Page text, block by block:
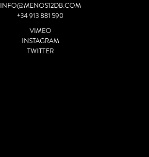
INFO@MENOS12DB.COM
+34 913 881 590
VIMEO
INSTAGRAM
TWITTER